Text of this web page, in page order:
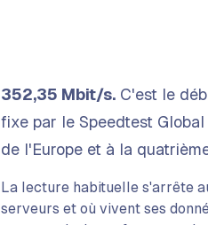
352,35 Mbit/s. C'est le
fixe par le Speedtest
de l'Europe et à la
La lecture habituelle s'arrête
serveurs et où vivent ses